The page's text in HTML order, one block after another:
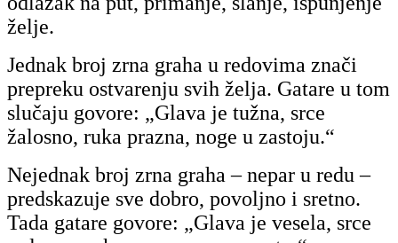
želje.
Jednak broj zrna graha u redovima znači
prepreku ostvarenju svih želja. Gatare u tom
slučaju govore: „Glava je tužna, srce
žalosno, ruka prazna, noge u zastoju.“
Nejednak broj zrna graha – nepar u redu –
predskazuje sve dobro, povoljno i sretno.
Tada gatare govore: „Glava je vesela, srce